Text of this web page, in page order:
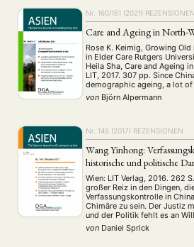
NEWS ARBEITSKREISE
ANTRAG AUF EINEN SMALL GRANT DER DGA
MITGLIEDSCHAFT
Cinema (4) DGA (92) Diskussion (74)
Geografie (2) Geschichte (93)
Hybrid (172) Kultur (27) Kunst (4)
Medien (24) Migration (39)
Philosophie (12) Politik (417)
Präsentation (13) Programm (5)
Religion (75) Sozialwissenschaften (4)
Stellenausschreibung (661)
Nr. 160/161 (2021) REZENSIONEN
Care and Ageing in North-
Rose K. Keimig, Growing
in Elder Care Rutgers
Heila Sha, Care and Ageing
LIT, 2017. 307 pp. Since
demographic ageing, a lot
been paid to study how this
von Björn Alpermann
Nr. 145 (2017) REZENSIONEN
Wang Yinhong:
historische und politische
Wien: LIT Verlag, 2016. 262
großer Reiz in den Dingen,
Verfassungskontrolle in
Chimäre zu sein. Der Justiz
und der Politik fehlt es an
Volksrepublik China in einem
fruchtbar zu …
von Daniel Sprick